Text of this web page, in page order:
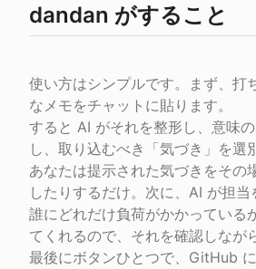
dandan がすること
使い方はシンプルです。まず、打
なメモをチャットに貼ります。
すると AI がそれを整形し、意味
し、取り込むべき「気づき」を選
あなたは提示された気づきをその
したりするだけ。次に、AI が担当
誰にどれだけ負荷がかかっている
てくれるので、それを確認しなが
最後にボタンひとつで、GitHub